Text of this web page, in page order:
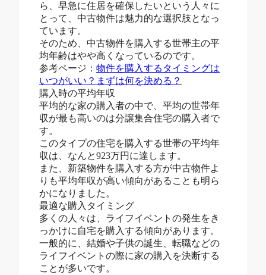
ら、早急に住居を確保したいという人々に
とって、中古物件は魅力的な選択肢となっ
ています。
そのため、中古物件を購入する世帯主の平
均年齢はやや高くなっているのです。
参考ページ： 物件を購入するタイミングは
いつがいい？まずは何を決める？
購入時の平均年収
平均的な家の購入者の中で、平均の世帯年
収が最も高いのは分譲集合住宅の購入者で
す。
このタイプの住宅を購入する世帯の平均年
収は、なんと923万円に達します。
また、新築物件を購入する方が中古物件よ
りも平均年収が高い傾向があることも明ら
かになりました。
最適な購入タイミング
多くの人々は、ライフイベントの発生をき
っかけに自宅を購入する傾向があります。
一般的に、結婚や子供の誕生、転職などの
ライフイベントの際に家の購入を決断する
ことが多いです。